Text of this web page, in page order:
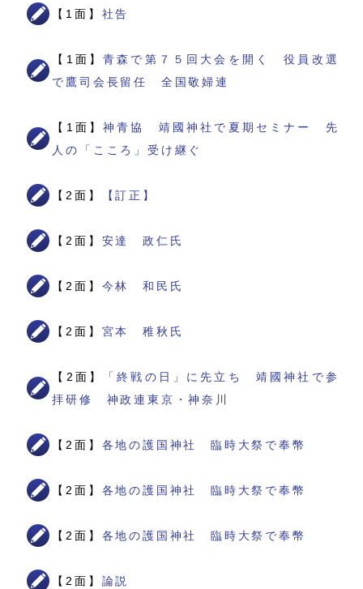
【1面】 社告
【1面】青森で第７５回大会を開く 役員改選
で鷹司会長留任 全国敬婦連
【1面】神青協 靖國神社で夏期セミナー 先
人の「こころ」受け継ぐ
【2面】 【訂正】
【2面】 安達 政仁氏
【2面】 今林 和民氏
【2面】 宮本 稚秋氏
【2面】
「終戦の日」に先立ち 靖國神社で参
拝研修 神政連東京・神奈川
【2面】 各地の護国神社 臨時大祭で奉幣
【2面】 各地の護国神社 臨時大祭で奉幣
【2面】 各地の護国神社 臨時大祭で奉幣
【2面】 論説